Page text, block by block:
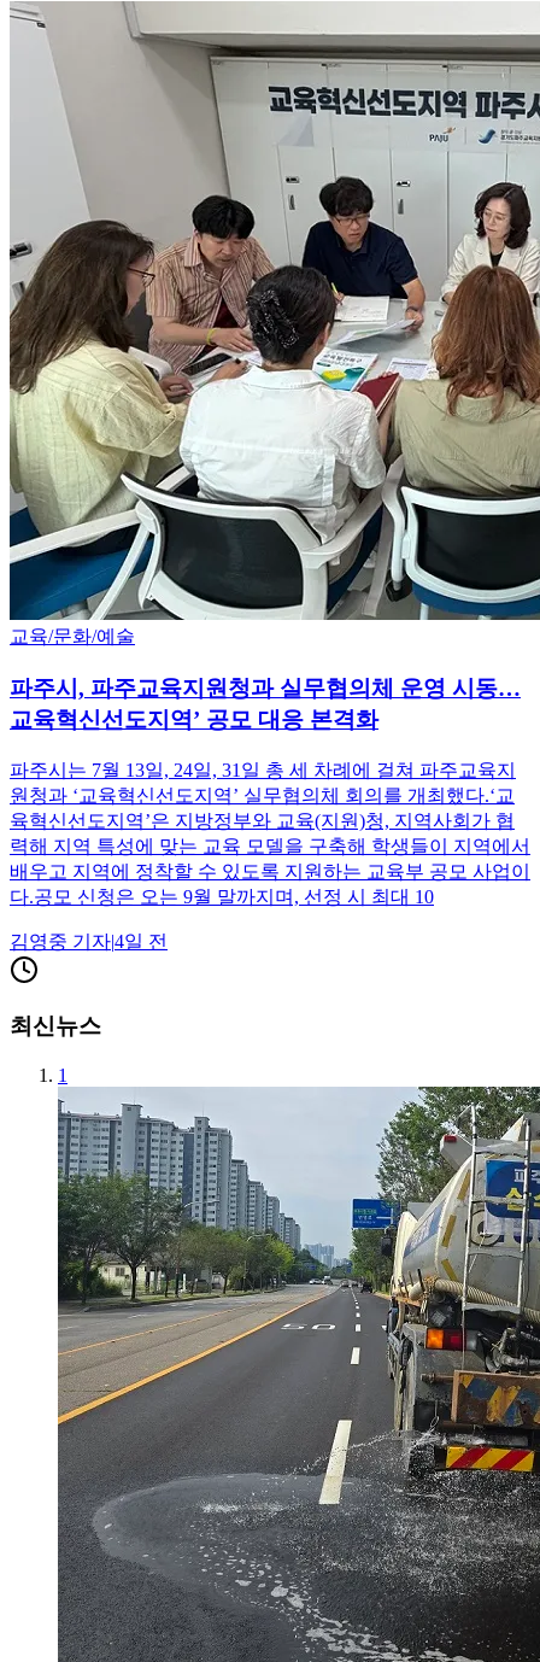
교육/문화/예술
파주시, 파주교육지원청과 실무협의체 운영 시동…
교육혁신선도지역’ 공모 대응 본격화
파주시는 7월 13일, 24일, 31일 총 세 차례에 걸쳐 파주교육지
원청과 ‘교육혁신선도지역’ 실무협의체 회의를 개최했다.‘교
육혁신선도지역’은 지방정부와 교육(지원)청, 지역사회가 협
력해 지역 특성에 맞는 교육 모델을 구축해 학생들이 지역에서
배우고 지역에 정착할 수 있도록 지원하는 교육부 공모 사업이
다.공모 신청은 오는 9월 말까지며, 선정 시 최대 10
김영중 기자|4일 전
최신뉴스
1